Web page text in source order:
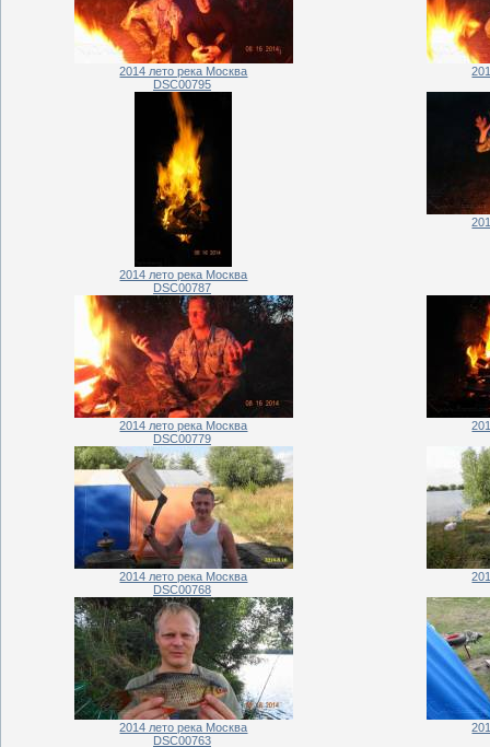
2014 лето река Москва
DSC00795
2014 лето река Москва
DSC00787
2014 лето река Москва
DSC00779
2014 лето река Москва
DSC00768
2014 лето река Москва
DSC00763